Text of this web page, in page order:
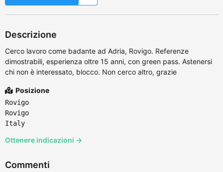
Descrizione
Cerco lavoro come badante ad Adria, Rovigo. Referenze
dimostrabili, esperienza oltre 15 anni, con green pass. Astenersi
chi non è interessato, blocco. Non cerco altro, grazie
Posizione
Rovigo
Rovigo
Italy
Ottenere indicazioni →
Commenti